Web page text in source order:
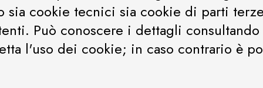
cookie tecnici sia cookie di parti
Può conoscere i dettagli
l'uso dei cookie; in caso contrario è